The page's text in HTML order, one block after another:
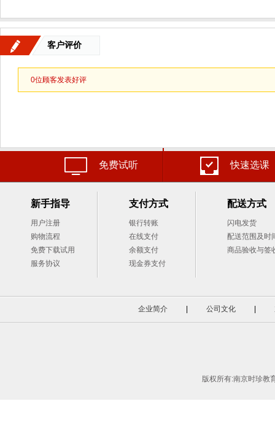
客户评价
0位顾客发表好评
免费试听 快速选课
新手指导
用户注册
购物流程
免费下载试用
服务协议
支付方式
银行转账
在线支付
余额支付
现金券支付
配送方式
闪电发货
配送范围及时
商品验收与签
企业简介 公司文化
版权所有:南京时珍教